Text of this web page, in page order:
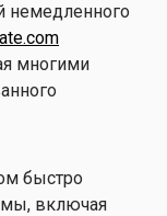
многими
быстро
включая